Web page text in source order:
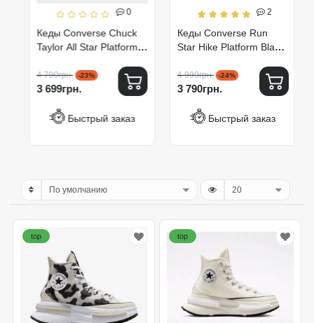
0
Кеды Converse Chuck
Taylor All Star Platform
4 790грн. -23%
3 699грн.
Быстрый заказ
2
Кеды Converse Run
Star Hike Platform Black
4 999грн. -24%
3 790грн.
Быстрый заказ
top top